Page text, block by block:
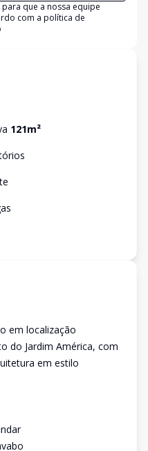
que a nossa equipe
com a política de
121m²
s
s
em localização
do Jardim América, com
em estilo